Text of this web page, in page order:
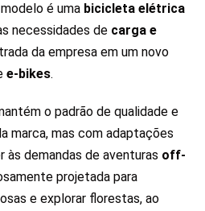
é uma bicicleta elétrica
necessidades de carga e
da empresa em um novo
e-bikes.
o padrão de qualidade e
marca, mas com adaptações
às demandas de aventuras off-
projetada para
e explorar florestas, ao